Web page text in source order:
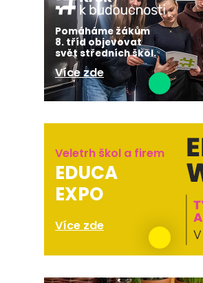
Pomáháme žákům
8. tříd objevovat
svět středních škol.
Více zde
Veletrh škol a firem
EDUCA
EXPO
Více zde